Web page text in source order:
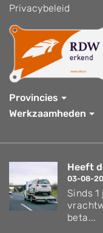
Privacybeleid
Provincies
Werkzaamheden
Heeft
03-08-
Sinds
beta...